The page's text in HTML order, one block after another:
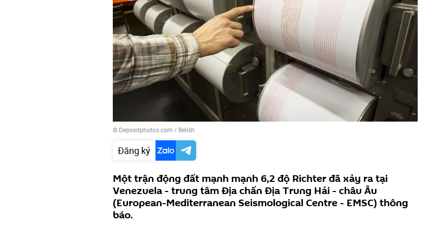
© Depositphotos.com / Belish
Đăng ký
Một trận động đất mạnh mạnh 6,2 độ Richter đã xảy ra tại
Venezuela - trung tâm Địa chấn Địa Trung Hải - châu Âu
(European-Mediterranean Seismological Centre - EMSC) thông
báo.